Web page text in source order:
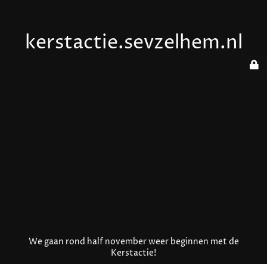
kerstactie.sevzelhem.nl
We gaan rond half november weer beginnen met de
Kerstactie!